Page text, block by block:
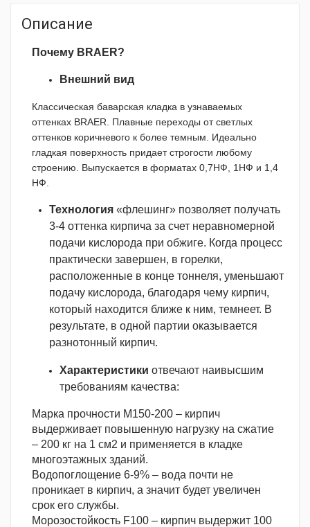
Описание
Почему BRAER?
Внешний вид
Классическая баварская кладка в узнаваемых
оттенках BRAER. Плавные переходы от светлых
оттенков коричневого к более темным. Идеально
гладкая поверхность придает строгости любому
строению. Выпускается в форматах 0,7НФ, 1НФ и 1,4
НФ.
Технология «флешинг» позволяет получать
3-4 оттенка кирпича за счет неравномерной
подачи кислорода при обжиге. Когда процесс
практически завершен, в горелки,
расположенные в конце тоннеля, уменьшают
подачу кислорода, благодаря чему кирпич,
который находится ближе к ним, темнеет. В
результате, в одной партии оказывается
разнотонный кирпич.
Характеристики отвечают наивысшим
требованиям качества:
Марка прочности М150-200 – кирпич
выдерживает повышенную нагрузку на сжатие
– 200 кг на 1 см2 и применяется в кладке
многоэтажных зданий.
Водопоглощение 6-9% – вода почти не
проникает в кирпич, а значит будет увеличен
срок его службы.
Морозостойкость F100 – кирпич выдержит 100